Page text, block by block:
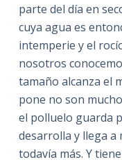
parte del día en
cuya agua es
intemperie y el
nosotros
tamaño alcanza el
pone no son
el polluelo guarda
desarrolla y llega a
todavía más. Y